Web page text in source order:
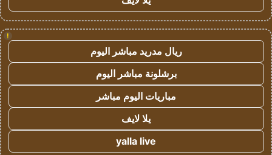
!
ريال مدريد مباشر اليوم
برشلونة مباشر اليوم
مباريات اليوم مباشر
يلا لايف
yalla live